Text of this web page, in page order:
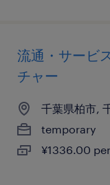
流通・サービ
チャー
千葉県柏市,
temporary
¥1336.00